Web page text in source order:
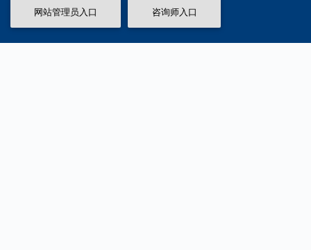
网站管理员入口 咨询师入口